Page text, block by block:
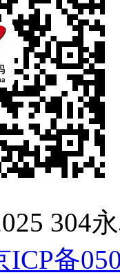
304永
ICP备